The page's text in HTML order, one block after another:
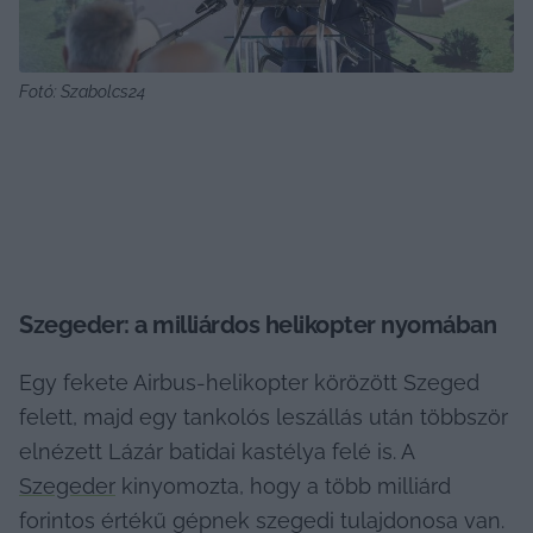
Fotó: Szabolcs24
Szegeder: a milliárdos helikopter nyomában
Egy fekete Airbus-helikopter körözött Szeged
felett, majd egy tankolós leszállás után többször
Szegeder kinyomozta, hogy a több milliárd
forintos értékű gépnek szegedi tulajdonosa van.